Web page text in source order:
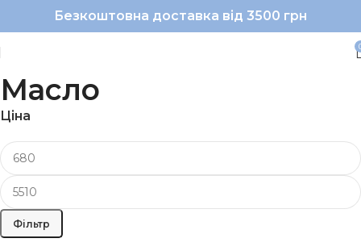
Безкоштовна доставка від 3500 грн
Масло
Ціна
Фільтр